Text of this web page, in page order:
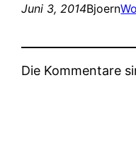
Juni 3, 2014Bjoern
Die Kommentare